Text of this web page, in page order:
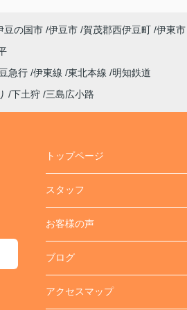
豆の国市 伊豆市 賀茂郡西伊豆町 伊東市
急行 伊東線 東北本線
明知鉄道
下土狩 三島広小路
トップページ
スタッフ
お客様の声
ブログ
アクセスマップ